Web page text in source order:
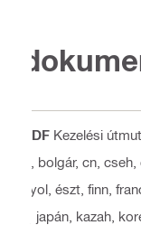
PDF Kezelési
b, bolgár, cn,
nyol, észt, finn,
z, japán, kazah,